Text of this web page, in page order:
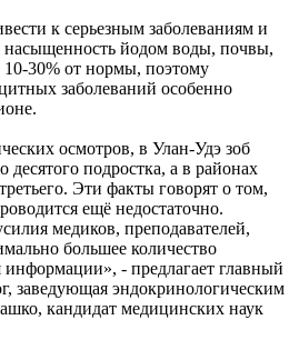
к серьезным заболеваниям и
йодом воды, почвы,
10-30% от нормы, поэтому
заболеваний особенно
осмотров, в Улан-Удэ зоб
десятого подростка, а в районах
Эти факты говорят о том,
ещё недостаточно.
медиков, преподавателей,
большее количество
- предлагает главный
заведующая эндокринологическим
кандидат медицинских наук